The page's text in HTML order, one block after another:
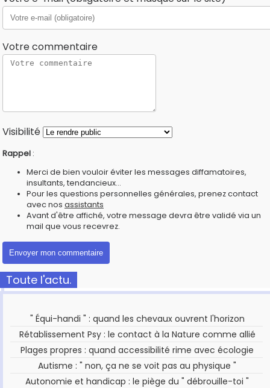
Votre commentaire
Visibilité
Rappel :
Merci de bien vouloir éviter les messages diffamatoires,
insultants, tendancieux...
Pour les questions personnelles générales, prenez contact
avec nos assistants
Avant d'être affiché, votre message devra être validé via un
mail que vous recevrez.
Toute l'actu.
" Équi-handi " : quand les chevaux ouvrent l'horizon
Rétablissement Psy : le contact à la Nature comme allié
Plages propres : quand accessibilité rime avec écologie
Autisme : " non, ça ne se voit pas au physique "
Autonomie et handicap : le piège du " débrouille-toi "